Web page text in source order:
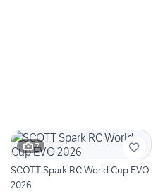
7
SCOTT Spark RC World Cup EVO
2026